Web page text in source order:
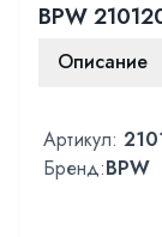
BPW
Описание
Артикул:
Бренд:BPW